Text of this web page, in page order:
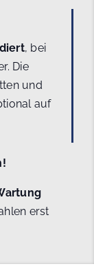
, bei
Die
und
auf
erst